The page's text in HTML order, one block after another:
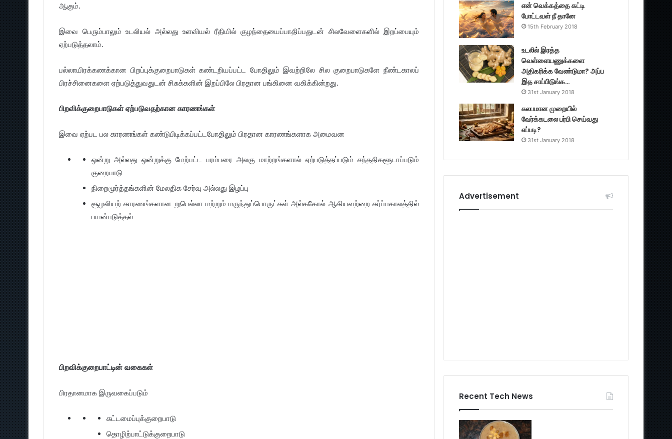
ஆகும்.
இவை பெரும்பாலும் உடலியல் அல்லது உளவியல் ரீதியில் குழந்தையைப்பாதிப்பதுடன் சிலவேளைகளில் இறப்பையும்
ஏற்படுத்தலாம்.
பல்லாயிரக்கணக்கான பிறப்புக்குறைபாடுகள் கண்டறியப்பட்ட போதிலும் இவற்றிலே சில குறைபாடுகளே நீண்டகாலப்
பிரச்சினைகளை ஏற்படுத்துவதுடன் சிசுக்களின் இறப்பிலே பிரதான பங்கினை வகிக்கின்றது.
பிறவிக்குறைபாடுகள் ஏற்படுவதற்கான காரணங்கள்
இவை ஏற்பட பல காரணங்கள் கண்டுபிடிக்கப்பட்டபோதிலும் பிரதான காரணங்களாக அமைவன
ஒன்று அல்லது ஒன்றுக்கு மேற்பட்ட பரம்பரை அலகு மாற்றங்களால் ஏற்படுத்தப்படும் சந்ததிகளூடாப்படும்
குறைபாடு
நிறைமூர்த்தங்களின் மேலதிக சேர்வு அல்லது இழப்பு
சூழலியற் காரணங்களான றுபெல்லா மற்றும் மருந்துப்பொருட்கள் அல்ககோல் ஆகியவற்றை கர்ப்பகாலத்தில்
பயன்படுத்தல்
பிறவிக்குறைபாட்டின் வகைகள்
பிரதானமாக இருவகைப்படும்
கட்டமைப்புக்குறைபாடு
தொழிற்பாட்டுக்குறைபாடு
என் வெக்கத்தை கட்டி
போட்டவள் நீ தானே
15th February 2018
உடலில் இரத்த
வெள்ளையணுக்களை
அதிகரிக்க வேண்டுமா? அப்ப
இத சாப்பிடுங்க…
31st January 2018
சுலபமான முறையில்
வேர்க்கடலை பர்பி செய்வது
எப்படி?
31st January 2018
Advertisement
Recent Tech News